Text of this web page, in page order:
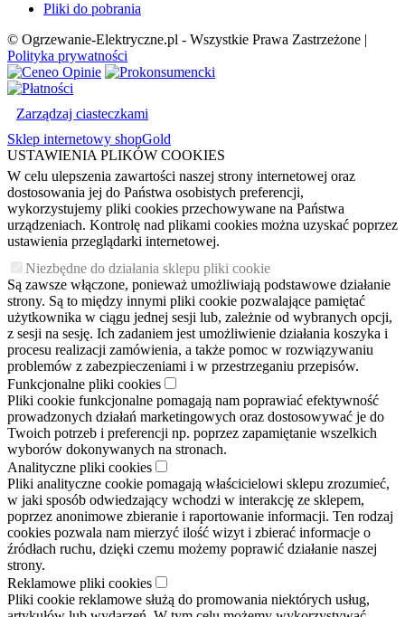
Pliki do pobrania
© Ogrzewanie-Elektryczne.pl - Wszystkie Prawa Zastrzeżone |
Polityka prywatności
Zarządzaj ciasteczkami
Sklep internetowy shopGold
USTAWIENIA PLIKÓW COOKIES
W celu ulepszenia zawartości naszej strony internetowej oraz
dostosowania jej do Państwa osobistych preferencji,
wykorzystujemy pliki cookies przechowywane na Państwa
urządzeniach. Kontrolę nad plikami cookies można uzyskać poprzez
ustawienia przeglądarki internetowej.
Niezbędne do działania sklepu pliki cookie
Są zawsze włączone, ponieważ umożliwiają podstawowe działanie
strony. Są to między innymi pliki cookie pozwalające pamiętać
użytkownika w ciągu jednej sesji lub, zależnie od wybranych opcji,
z sesji na sesję. Ich zadaniem jest umożliwienie działania koszyka i
procesu realizacji zamówienia, a także pomoc w rozwiązywaniu
problemów z zabezpieczeniami i w przestrzeganiu przepisów.
Funkcjonalne pliki cookies
Pliki cookie funkcjonalne pomagają nam poprawiać efektywność
prowadzonych działań marketingowych oraz dostosowywać je do
Twoich potrzeb i preferencji np. poprzez zapamiętanie wszelkich
wyborów dokonywanych na stronach.
Analityczne pliki cookies
Pliki analityczne cookie pomagają właścicielowi sklepu zrozumieć,
w jaki sposób odwiedzający wchodzi w interakcję ze sklepem,
poprzez anonimowe zbieranie i raportowanie informacji. Ten rodzaj
cookies pozwala nam mierzyć ilość wizyt i zbierać informacje o
źródłach ruchu, dzięki czemu możemy poprawić działanie naszej
strony.
Reklamowe pliki cookies
Pliki cookie reklamowe służą do promowania niektórych usług,